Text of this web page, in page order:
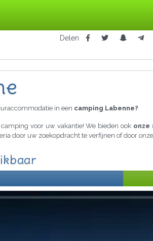
Delen
in een camping Labenne?
voor uw vakantie! We bieden ook onze
door uw zoekopdracht te verfijnen of door